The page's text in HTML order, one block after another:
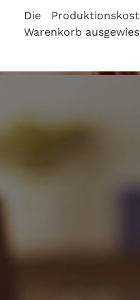
Die
Warenkorb